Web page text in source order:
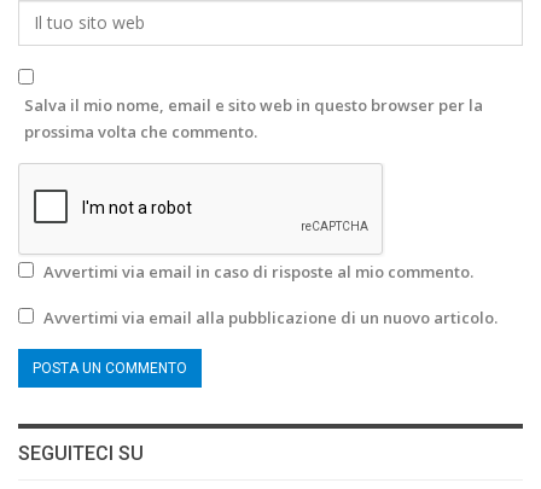
Salva il mio nome, email e sito web in questo browser per la
prossima volta che commento.
Avvertimi via email in caso di risposte al mio commento.
Avvertimi via email alla pubblicazione di un nuovo articolo.
SEGUITECI SU